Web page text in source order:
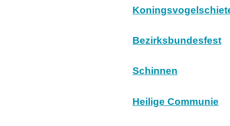
Bezirksbundesfest
Schinnen
Heilige Communie